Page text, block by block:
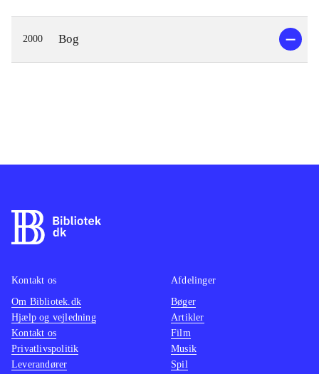
2000 Bog
Kontakt os
Om Bibliotek.dk
Hjælp og vejledning
Kontakt os
Privatlivspolitik
Leverandører
Afdelinger
Bøger
Artikler
Film
Musik
Spil